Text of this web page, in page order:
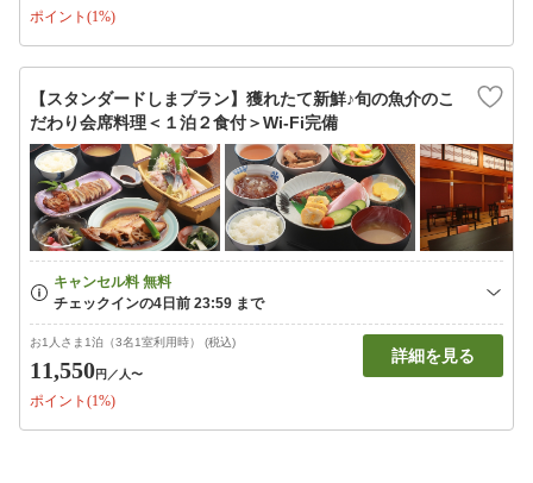
ポイント(1%)
【スタンダードしまプラン】獲れたて新鮮♪旬の魚介のこ
だわり会席料理＜１泊２食付＞Wi-Fi完備
お1人さま1泊（3名1室利用時） (税込)
11,550円 ／人〜
ポイント(1%)
詳細を見る